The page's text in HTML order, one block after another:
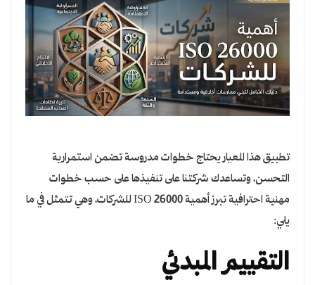
تطبيق هذا المعيار يحتاج خطوات مدروسة تضمن استمرارية
التحسن، وتساعدك شركتنا على تنفيذها على حسب خطوات
مهنية احترافية تبرز أهمية ISO 26000 للشركات، وهي تتمثل في ما
يلي:
التقييم المبدئي